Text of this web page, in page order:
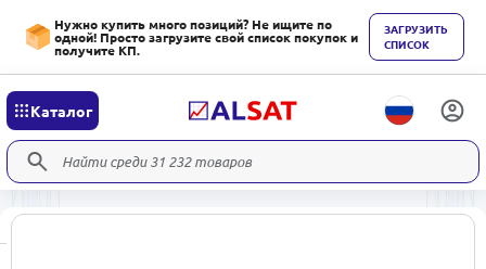
Нужно купить много позиций? Не ищите по
одной! Просто загрузите свой список покупок и
получите КП.
ЗАГРУЗИТЬ
СПИСОК
Каталог